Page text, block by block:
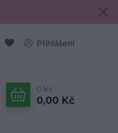
Přihlášení
0 ks
0,00 Kč